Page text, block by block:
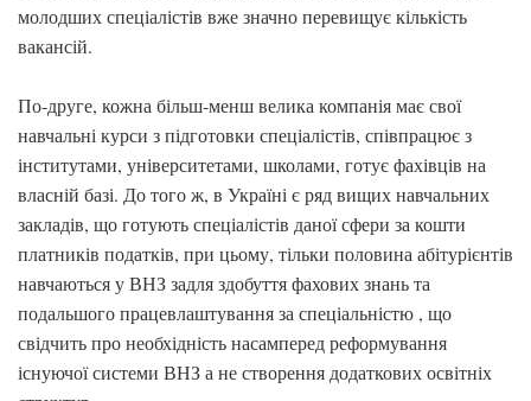
молодших спеціалістів вже значно перевищує кількість
вакансій.
По-друге, кожна більш-менш велика компанія має свої
навчальні курси з підготовки спеціалістів, співпрацює з
інститутами, університетами, школами, готує фахівців на
власній базі. До того ж, в Україні є ряд вищих навчальних
закладів, що готують спеціалістів даної сфери за кошти
платників податків, при цьому, тільки половина абітурієнтів
навчаються у ВНЗ задля здобуття фахових знань та
подальшого працевлаштування за спеціальністю , що
свідчить про необхідність насамперед реформування
існуючої системи ВНЗ а не створення додаткових освітніх